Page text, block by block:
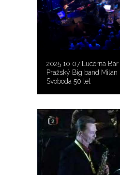
2025 10 07 Lucerna Bar
Pražský Big band Milan
Svoboda 50 let